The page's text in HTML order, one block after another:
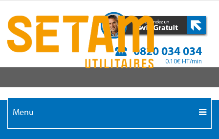
0820 034 034
0.10€ HT/min
Menu